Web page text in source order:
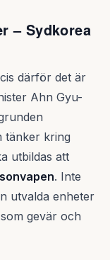
– Sydkorea
därför det är
Ahn Gyu-
tänker kring
utbildas att
. Inte
utvalda enheter
gevär och